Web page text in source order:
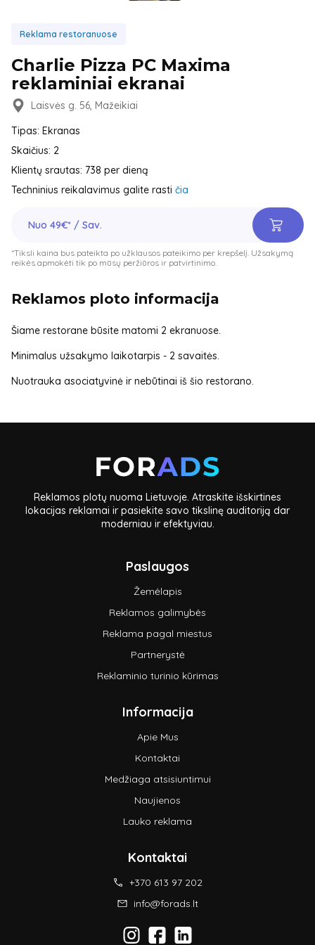
Reklama restoranuose
Charlie Pizza PC Maxima
reklaminiai ekranai
Laisvės g. 56, Mažeikiai
Tipas: Ekranas
Skaičius: 2
Klientų srautas: 738 per dieną
Techninius reikalavimus galite rasti čia
Nuo 49€* / Sav.
*Tiksli kaina bus pateikta po užklausos pateikimo per krepšelį. Užsakymą
reikės apmokėti tik po mūsų peržiūros ir patvirtinimo.
Reklamos ploto informacija
Šiame restorane būsite matomi 2 ekranuose.
Minimalus užsakymo laikotarpis - 2 savaitės.
Nuotrauka asociatyvinė ir nebūtinai iš šio restorano.
Reklamos plotų nuoma Lietuvoje. Atraskite išskirtines
lokacijas reklamai ir pasiekite savo tikslinę auditoriją dar
moderniau ir efektyviau.
Paslaugos
Žemėlapis
Reklamos galimybės
Reklama pagal miestus
Partnerystė
Reklaminio turinio kūrimas
Informacija
Apie Mus
Kontaktai
Medžiaga atsisiuntimui
Naujienos
Lauko reklama
Kontaktai
+370 613 97 202
info@forads.lt